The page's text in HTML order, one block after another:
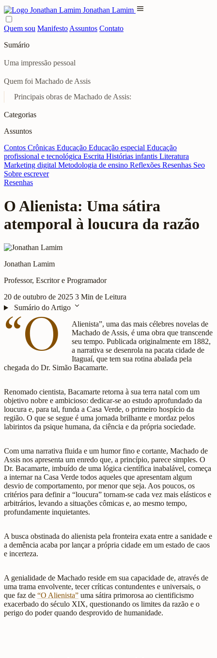
Jonathan Lamim menu
Quem sou Manifesto Assuntos Contato
Sumário
Uma impressão pessoal
Quem foi Machado de Assis
Principais obras de Machado de Assis:
Categorias
Assuntos
Contos Crônicas Educação Educação especial Educação
profissional e tecnológica Escrita Histórias infantis Literatura
Marketing digital Metodologia de ensino Reflexões Resenhas Seo
Sobre escrever
Resenhas
O Alienista: Uma sátira
atemporal à loucura da razão
Jonathan Lamim
Professor, Escritor e Programador
20 de outubro de 2025 3 Min de Leitura
Sumário do Artigo expand_more
“O
Alienista”, uma das mais célebres novelas de
Machado de Assis, é uma obra que transcende
seu tempo. Publicada originalmente em 1882,
a narrativa se desenrola na pacata cidade de
Itaguaí, que tem sua rotina abalada pela
chegada do Dr. Simão Bacamarte.
Renomado cientista, Bacamarte retorna à sua terra natal com um
objetivo nobre e ambicioso: dedicar-se ao estudo aprofundado da
loucura e, para tal, funda a Casa Verde, o primeiro hospício da
região. O que se segue é uma jornada brilhante e mordaz pelos
labirintos da psique humana, da ciência e da própria sociedade.
Com uma narrativa fluida e um humor fino e cortante, Machado de
Assis nos apresenta um enredo que, a princípio, parece simples. O
Dr. Bacamarte, imbuído de uma lógica científica inabalável, começa
a internar na Casa Verde todos aqueles que apresentam algum
desvio de comportamento, por menor que seja. Aos poucos, os
critérios para definir a “loucura” tornam-se cada vez mais elásticos e
arbitrários, levando a situações cômicas e, ao mesmo tempo,
profundamente inquietantes.
A busca obstinada do alienista pela fronteira exata entre a sanidade e
a demência acaba por lançar a própria cidade em um estado de caos
e incerteza.
A genialidade de Machado reside em sua capacidade de, através de
uma trama envolvente, tecer críticas contundentes e universais, o
que faz de “O Alienista” uma sátira primorosa ao cientificismo
exacerbado do século XIX, questionando os limites da razão e o
perigo do poder quando desprovido de humanidade.